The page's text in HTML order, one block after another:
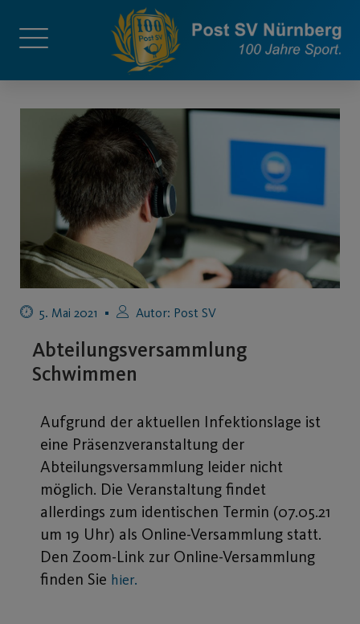
5. Mai 2021 Autor: Post SV
Abteilungsversammlung
Schwimmen
Aufgrund der aktuellen Infektionslage ist
eine Präsenzveranstaltung der
Abteilungsversammlung leider nicht
möglich. Die Veranstaltung findet
allerdings zum identischen Termin (07.05.21
um 19 Uhr) als Online-Versammlung statt.
Den Zoom-Link zur Online-Versammlung
finden Sie hier.